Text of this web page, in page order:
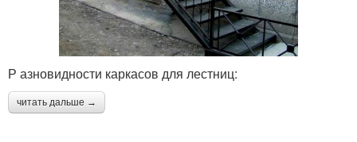
Р азновидности каркасов для лестниц:
читать дальше →